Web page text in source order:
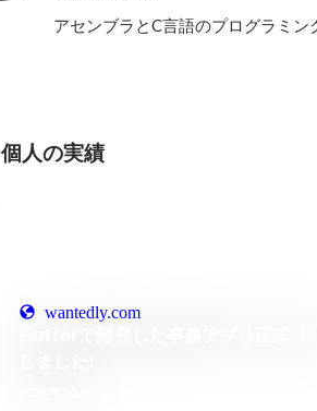
アセンブラとC言語のプログラミン
個人の実績
wantedly.com